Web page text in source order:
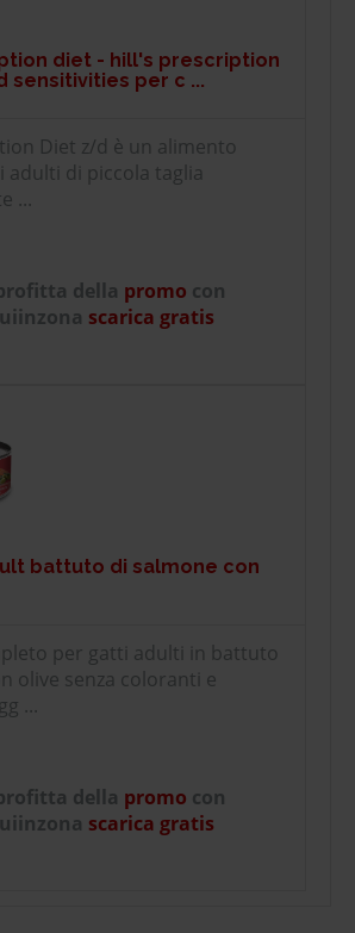
diet - hill's prescription
sensitivities per c ...
Diet z/d è un alimento
adulti di piccola taglia
...
della promo con
scarica gratis
battuto di salmone con
per gatti adulti in battuto
olive senza coloranti e
...
della promo con
scarica gratis